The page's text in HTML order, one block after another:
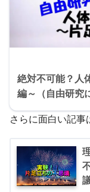
絶対不可能？人
編～（自由研究
さらに面白い記事